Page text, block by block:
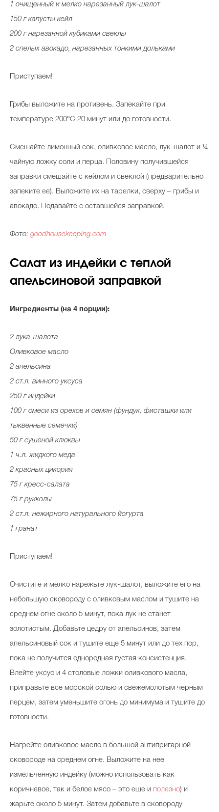
1 очищенный и мелко нарезанный лук-шалот
150 г капусты кейл
200 г нарезанной кубиками свеклы
2 спелых авокадо, нарезанных тонкими дольками
Приступаем!
Грибы выложите на противень. Запекайте при
температуре 200°C 20 минут или до готовности.
Смешайте лимонный сок, оливковое масло, лук-шалот и ¼
чайную ложку соли и перца. Половину получившейся
заправки смешайте с кейлом и свеклой (предварительно
запеките ее). Выложите их на тарелки, сверху – грибы и
авокадо. Подавайте с оставшейся заправкой.
Фото: goodhousekeeping.com
Салат из индейки с теплой
апельсиновой заправкой
Ингредиенты (на 4 порции):
2 лука-шалота
Оливковое масло
2 апельсина
2 ст.л. винного уксуса
250 г индейки
100 г смеси из орехов и семян (фундук, фисташки или
тыквенные семечки)
50 г сушеной клюквы
1 ч.л. жидкого меда
2 красных цикория
75 г кресс-салата
75 г рукколы
2 ст.л. нежирного натурального йогурта
1 гранат
Приступаем!
Очистите и мелко нарежьте лук-шалот, выложите его на
небольшую сковороду с оливковым маслом и тушите на
среднем огне около 5 минут, пока лук не станет
золотистым. Добавьте цедру от апельсинов, затем
апельсиновый сок и тушите еще 5 минут или до тех пор,
пока не получится однородная густая консистенция.
Влейте уксус и 4 столовые ложки оливкового масла,
приправьте все морской солью и свежемолотым черным
перцем, затем уменьшите огонь до минимума и тушите до
готовности.
Нагрейте оливковое масло в большой антипригарной
сковороде на среднем огне. Выложите на нее
измельченную индейку (можно использовать как
коричневое, так и белое мясо – это еще и полезно) и
жарьте около 5 минут. Затем добавьте в сковороду